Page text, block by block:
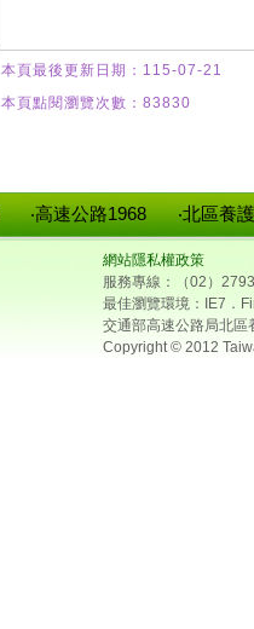
本頁最後更新日期：115-07-21
本頁點閱瀏覽次數：83830
‧高速公路1968 ‧北區養
網站隱私權政策
服務專線：（02）
最佳瀏覽環境：IE7．
交通部高速公路局北區
Copyright © 2012